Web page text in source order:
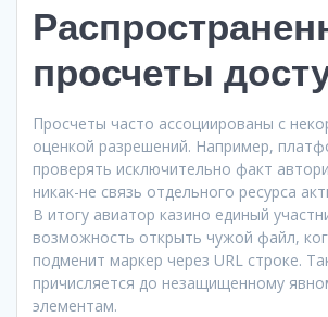
просчеты
Просчеты часто ассоциированы с
оценкой разрешений. Например,
проверять исключительно факт
никак-не связь отдельного ресурса
В итогу авиатор казино единый
возможность открыть чужой файл,
подменит маркер через URL строке.
причисляется до незащищенному
элементам.